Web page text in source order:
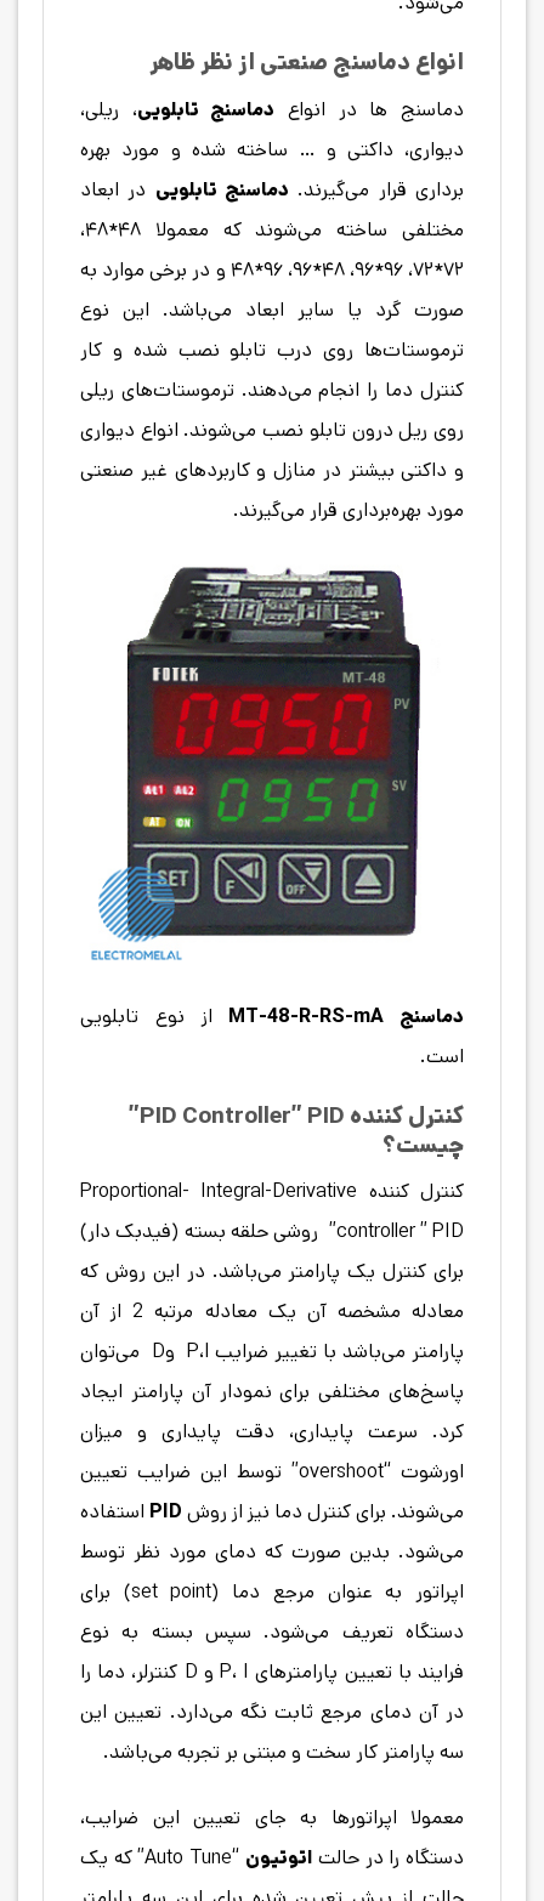
انواع دماسنج صنعتی از نظر ظاهر
دماسنج ها در انواع دماسنج تابلویی، ریلی،
دیواری، داکتی و … ساخته شده و مورد بهره
برداری قرار می‌گیرند. دماسنج تابلویی در ابعاد
مختلفی ساخته می‌شوند که معمولا ۴۸*۴۸،
۷۲*۷۲، ۹۶*۹۶، ۴۸*۹۶، ۹۶*۴۸ و در برخی موارد به
صورت گرد یا سایر ابعاد می‌باشد. این نوع
ترموستات‌ها روی درب تابلو نصب شده و کار
کنترل دما را انجام می‌دهند. ترموستات‌های ریلی
روی ریل درون تابلو نصب می‌شوند. انواع دیواری
و داکتی بیشتر در منازل و کاربردهای غیر صنعتی
مورد بهره‌برداری قرار می‌گیرند.
دماسنج MT-48-R-RS-mA از نوع تابلویی
است.
کنترل کننده PID Controller” PID”
چیست؟
کنترل کننده Proportional- Integral-Derivative
controller ” PID” روشی حلقه بسته (فیدبک دار)
برای کنترل یک پارامتر می‌باشد. در این روش که
معادله مشخصه آن یک معادله مرتبه 2 از آن
پارامتر می‌باشد با تغییر ضرایب P،I وD می‌توان
پاسخ‌های مختلفی برای نمودار آن پارامتر ایجاد
کرد. سرعت پایداری، دقت پایداری و میزان
اورشوت “overshoot” توسط این ضرایب تعیین
می‌شوند. برای کنترل دما نیز از روش PID استفاده
می‌شود. بدین صورت که دمای مورد نظر توسط
اپراتور به عنوان مرجع دما (set point) برای
دستگاه تعریف می‌شود. سپس بسته به نوع
فرایند با تعیین پارامترهای P، I و D کنترلر، دما را
در آن دمای مرجع ثابت نگه می‌دارد. تعیین این
سه پارامتر کار سخت و مبتنی بر تجربه می‌باشد.
معمولا اپراتورها به جای تعیین این ضرایب،
دستگاه را در حالت اتوتیون
“Auto Tune” که یک